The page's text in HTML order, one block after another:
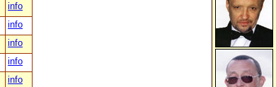
info
info
info
info
info